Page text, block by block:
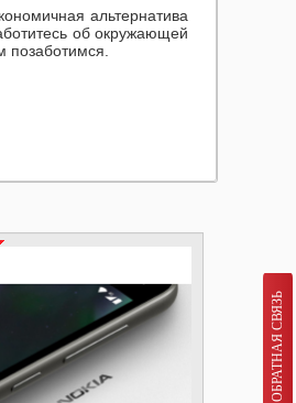
ОБРАТНАЯ СВЯЗЬ
альтернатива
об окружающей